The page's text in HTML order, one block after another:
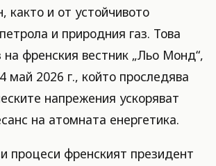
както и от устойчивото
и природния газ. Това
на френския вестник „Льо Монд“,
май 2026 г., който проследява
напрежения ускоряват
на атомната енергетика.
процеси френският президент